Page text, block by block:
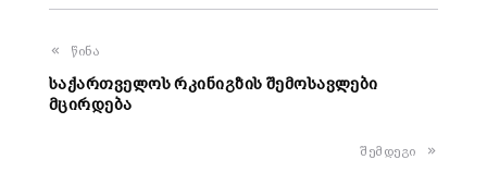
წინა
საქართველოს რკინიგზის შემოსავლები
მცირდება
შემდეგი